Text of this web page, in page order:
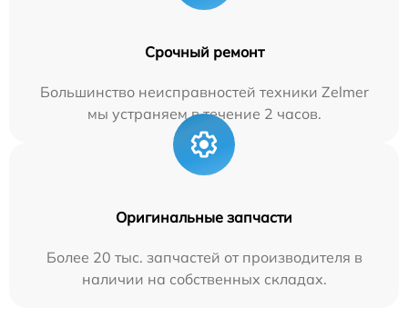
Срочный ремонт
Большинство неисправностей техники Zelmer
мы устраняем в течение 2 часов.
Оригинальные запчасти
Более 20 тыс. запчастей от производителя в
наличии на собственных складах.